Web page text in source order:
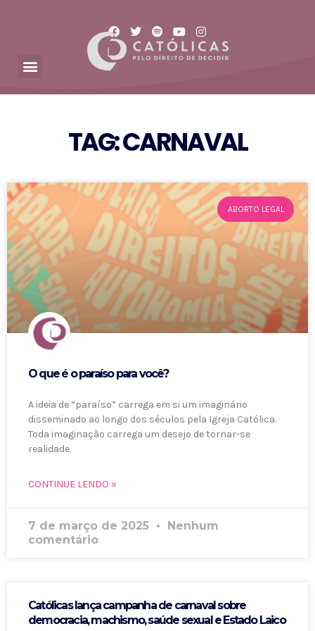
TAG: CARNAVAL
ABORTO LEGAL
O que é o paraíso para você?
A ideia de “paraíso” carrega em si um imaginário
disseminado ao longo dos séculos pela Igreja Católica.
Toda imaginação carrega um desejo de tornar-se
realidade.
CONTINUE LENDO »
7 de março de 2025
Nenhum
comentário
Católicas lança campanha de carnaval sobre
democracia, machismo, saúde sexual e Estado Laico